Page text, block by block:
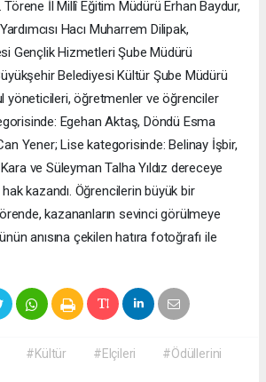
İl Millî Eğitim Müdürü Erhan Baydur,
Hacı Muharrem Dilipak,
Gençlik Hizmetleri Şube Müdürü
Belediyesi Kültür Şube Müdürü
yöneticileri, öğretmenler ve öğrenciler
Egehan Aktaş, Döndü Esma
Yener; Lise kategorisinde: Belinay İşbir,
ve Süleyman Talha Yıldız dereceye
kazandı. Öğrencilerin büyük bir
kazananların sevinci görülmeye
anısına çekilen hatıra fotoğrafı ile
#Kültür #Elçileri
#Ödüllerini